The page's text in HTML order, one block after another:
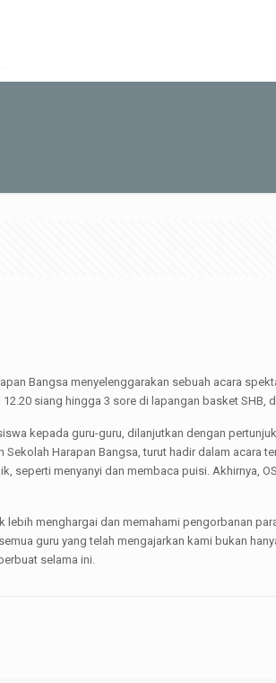
Bangsa menyelenggarakan sebuah acara
siang hingga 3 sore di lapangan basket SHB,
kepada guru-guru, dilanjutkan dengan
Sekolah Harapan Bangsa, turut hadir dalam
seperti menyanyi dan membaca puisi. Akhirnya,
lebih menghargai dan memahami pengorbanan
guru yang telah mengajarkan kami bukan
selama ini.